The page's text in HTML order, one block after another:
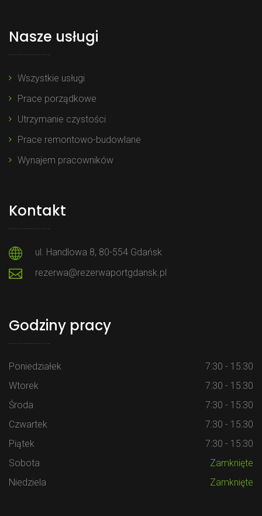
Nasze usługi
Wszystkie usługi
Prace porządkowe
Utrzymanie czystości
Prace remontowo-budowlane
Wynajem pracowników
Kontakt
ul. Handlowa 8, 80-554 Gdańsk
rezerwa@rezerwaportgdansk.pl
Godziny pracy
Poniedziałek
7:30 - 15:30
Wtorek
7:30 - 15:30
Środa
7:30 - 15:30
Czwartek
7:30 - 15:30
Piątek
7:30 - 15:30
Sobota
Zamknięte
Niedziela
Zamknięte